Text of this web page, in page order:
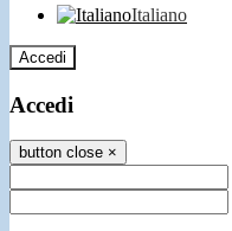
Italiano
Accedi
Accedi
button close ×